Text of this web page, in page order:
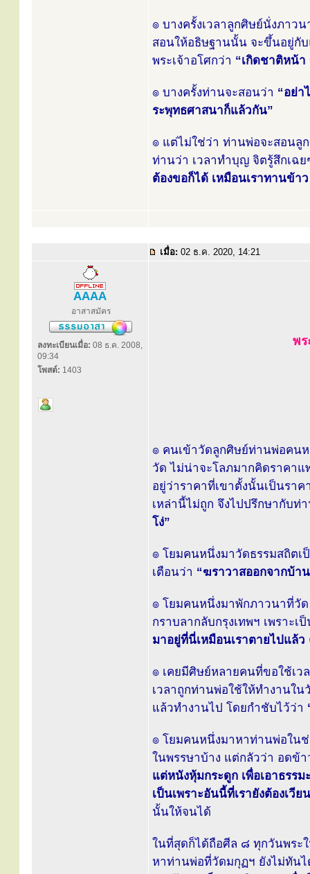
๏ บางครั้งเวลาลูกศิษย์นั่งภาว
สอนให้อธิษฐานนั้น จะขึ้นอยู่กั
พระเจ้าอโศกว่า “เกิดชาติหน้า
๏ บางครั้งท่านจะสอนว่า “อย่า
ระพุทธศาสนาก็แล้วกัน”
๏ แต่ไม่ใช่ว่า ท่านพ่อจะสอนลู
ท่านว่า เวลาทำบุญ จิตรู้สึกเฉ
ต้องขอก็ได้ เหมือนเราทานข้า
เมื่อ: 02 ธ.ค. 2020, 14:21
AAAA
อาสาสมัคร
ลงทะเบียนเมื่อ: 08 ธ.ค. 2008,
09:34
โพสต์: 1403
พ
๏ คนเข้าวัดลูกศิษย์ท่านพ่อคน
วัด ไม่น่าจะโลภมากคิดราคาแ
อยู่ว่าราคาที่เขาตั้งนั้นเป็นรา
เหล่านี้ไม่ถูก จึงไปปรึกษากับ
โง่”
๏ โยมคนหนึ่งมาวัดธรรมสถิตเ
เตือนว่า “ฆราวาสออกจากบ้า
๏ โยมคนหนึ่งมาพักภาวนาที่วั
กราบลากลับกรุงเทพฯ เพราะ
มาอยู่ที่นี่เหมือนเราตายไปแล้ว
๏ เคยมีศิษย์หลายคนที่ขอใช้เ
เวลาถูกท่านพ่อใช้ให้ทำงานใ
แล้วทำงานไป โดยกำชับไว้ว่า
๏ โยมคนหนึ่งมาหาท่านพ่อในช่
ในพรรษาบ้าง แต่กลัวว่า อดข้
แต่หนังหุ้มกระดูก เพื่อเอาธรร
เป็นเพราะอันนี้ที่เรายังต้องเวี
นั้นให้จนได้
ในที่สุดก็ได้ถือศีล ๘ ทุกวันพระ
หาท่านพ่อที่วัดมกุฏฯ ยังไม่ทัน